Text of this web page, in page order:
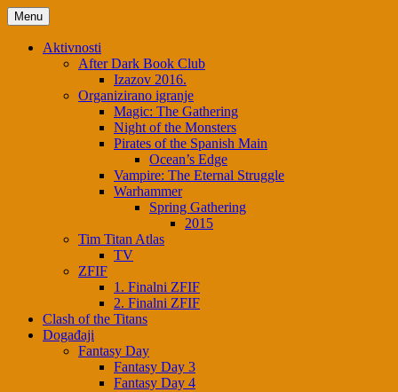
Skip
to
content
Menu
Aktivnosti
After Dark Book Club
Izazov 2016.
Organizirano igranje
Magic: The Gathering
Night of the Monsters
Pirates of the Spanish Main
Ocean’s Edge
Vampire: The Eternal Struggle
Warhammer
Spring Gathering
2015
Tim Titan Atlas
TV
ZFIF
1. Finalni ZFIF
2. Finalni ZFIF
Clash of the Titans
Događaji
Fantasy Day
Fantasy Day 3
Fantasy Day 4